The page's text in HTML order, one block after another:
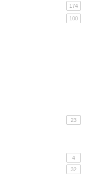
174
100
23
4
32